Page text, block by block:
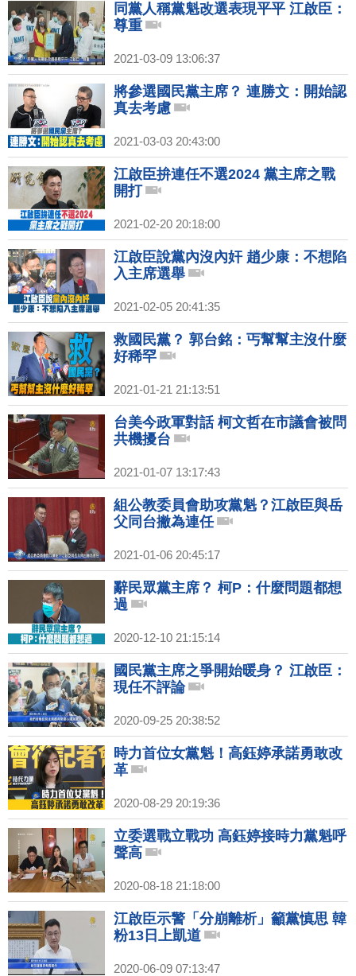
同黨人稱黨魁改選表現平平 江啟臣：
尊重
2021-03-09 13:06:37
將參選國民黨主席？ 連勝文：開始認
真去考慮
2021-03-03 20:43:00
江啟臣拚連任不選2024 黨主席之戰
開打
2021-02-20 20:18:00
江啟臣說黨內沒內奸 趙少康：不想陷
入主席選舉
2021-02-05 20:41:35
救國民黨？ 郭台銘：丐幫幫主沒什麼
好稀罕
2021-01-21 21:13:51
台美今政軍對話 柯文哲在市議會被問
共機擾台
2021-01-07 13:17:43
組公教委員會助攻黨魁？江啟臣與岳
父同台撇為連任
2021-01-06 20:45:17
辭民眾黨主席？ 柯P：什麼問題都想
過
2020-12-10 21:15:14
國民黨主席之爭開始暖身？ 江啟臣：
現任不評論
2020-09-25 20:38:52
時力首位女黨魁！高鈺婷承諾勇敢改
革
2020-08-29 20:19:36
立委選戰立戰功 高鈺婷接時力黨魁呼
聲高
2020-08-18 21:18:00
江啟臣示警「分崩離析」籲黨慎思 韓
粉13日上凱道
2020-06-09 07:13:47